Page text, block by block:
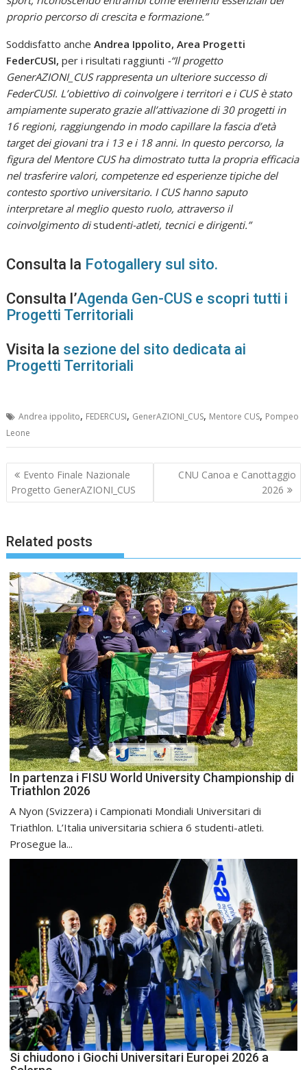
proprio percorso di crescita e formazione.”
Soddisfatto ancheAndrea Ippolito, Area Progetti
FederCUSI, per i risultati raggiunti -“Il progetto
GenerAZIONI_CUS rappresenta un ulteriore successo di
FederCUSI. L’obiettivo di coinvolgere i territori e i CUS è stato
ampiamente superato grazie all’attivazione di 30 progetti in
16 regioni, raggiungendo in modo capillare la fascia d’età
target dei giovani tra i 13 e i 18 anni. In questo percorso, la
figura del Mentore CUS ha dimostrato tutta la propria efficacia
nel trasferire valori, competenze ed esperienze tipiche del
contesto sportivo universitario. I CUS hanno saputo
interpretare al meglio questo ruolo, attraverso il
coinvolgimento distudenti-atleti, tecnici e dirigenti.”
Consulta la Fotogallery sul sito.
Consulta l’Agenda Gen-CUS e scopri tutti i
Progetti Territoriali
Visita la sezione del sito dedicata ai
Progetti Territoriali
Andrea ippolito, FEDERCUSI, GenerAZIONI_CUS, Mentore CUS, Pompeo
Leone
Navigazione
articoli
Evento Finale Nazionale
Progetto GenerAZIONI_CUS
CNU Canoa e Canottaggio
2026
Related posts
In partenza i FISU World University Championship di
Triathlon 2026
A Nyon (Svizzera) i Campionati Mondiali Universitari di
Triathlon. L’Italia universitaria schiera 6 studenti-atleti.
Prosegue la...
Si chiudono i Giochi Universitari Europei 2026 a